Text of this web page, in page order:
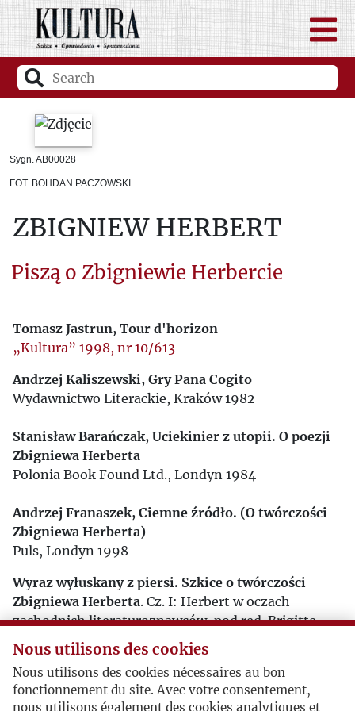
Sygn. AB00028
FOT. BOHDAN PACZOWSKI
ZBIGNIEW HERBERT
Piszą o Zbigniewie Herbercie
Tomasz Jastrun, Tour d'horizon
„Kultura” 1998, nr 10/613
Andrzej Kaliszewski, Gry Pana Cogito
Wydawnictwo Literackie, Kraków 1982
Stanisław Barańczak, Uciekinier z utopii. O poezji
Zbigniewa Herberta
Polonia Book Found Ltd., Londyn 1984
Andrzej Franaszek, Ciemne źródło. (O twórczości
Zbigniewa Herberta)
Puls, Londyn 1998
Wyraz wyłuskany z piersi. Szkice o twórczości
Zbigniewa Herberta. Cz. I: Herbert w oczach
zachodnich literaturoznawców, pod red. Brigitte
Gautier i Danuty Knysz-Tomaszewskiej. Cz. II:
Pamięć i tożsamość, pod red. Józefa M. Ruszara i
Marka Zielińskiego
Lublin 2006
Nous utilisons des cookies
Nous utilisons des cookies nécessaires au bon
fonctionnement du site. Avec votre consentement,
nous utilisons également des cookies analytiques et